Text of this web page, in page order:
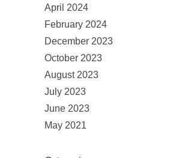
April 2024
February 2024
December 2023
October 2023
August 2023
July 2023
June 2023
May 2021